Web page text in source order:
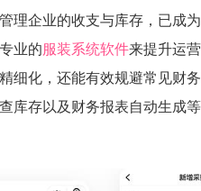
理企业的收支与库存，已成
业的服装系统软件来提升运
细化，还能有效规避常见财
库存以及财务报表自动生成